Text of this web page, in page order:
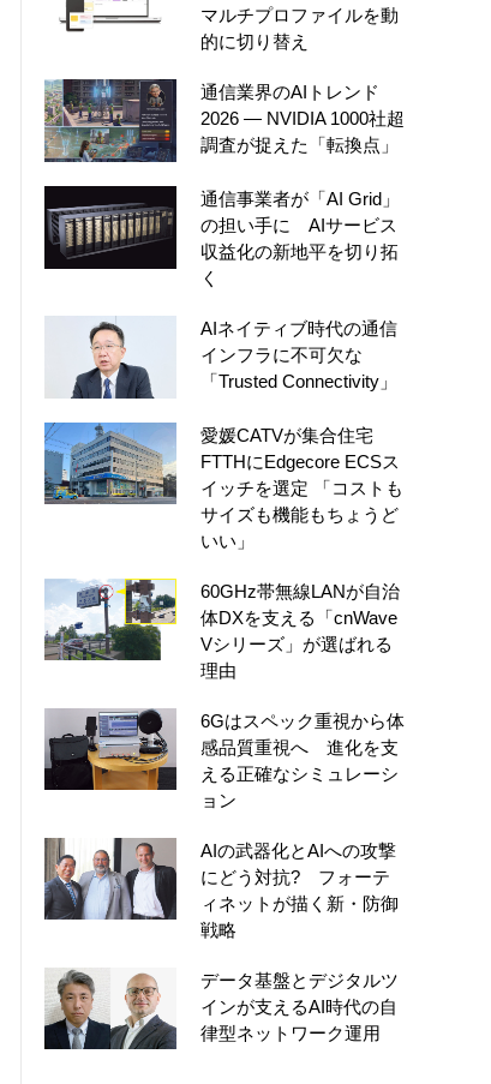
マルチプロファイルを動
的に切り替え
通信業界のAIトレンド
2026 ― NVIDIA 1000社超
調査が捉えた「転換点」
通信事業者が「AI Grid」
の担い手に AIサービス
収益化の新地平を切り拓
く
AIネイティブ時代の通信
インフラに不可欠な
「Trusted Connectivity」
愛媛CATVが集合住宅
FTTHにEdgecore ECSス
イッチを選定 「コストも
サイズも機能もちょうど
いい」
60GHz帯無線LANが自治
体DXを支える「cnWave
Vシリーズ」が選ばれる
理由
6Gはスペック重視から体
感品質重視へ 進化を支
える正確なシミュレーシ
ョン
AIの武器化とAIへの攻撃
にどう対抗? フォーテ
ィネットが描く新・防御
戦略
データ基盤とデジタルツ
インが支えるAI時代の自
律型ネットワーク運用